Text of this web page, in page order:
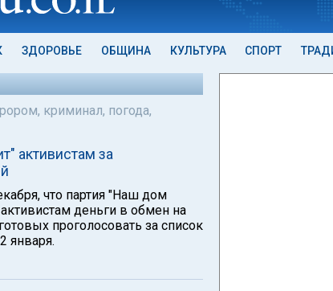
ЗДОРОВЬЕ ОБЩИНА КУЛЬТУРА СПОРТ
криминал, погода,
активистам за
что партия "Наш дом
деньги в обмен на
проголосовать за список
января.